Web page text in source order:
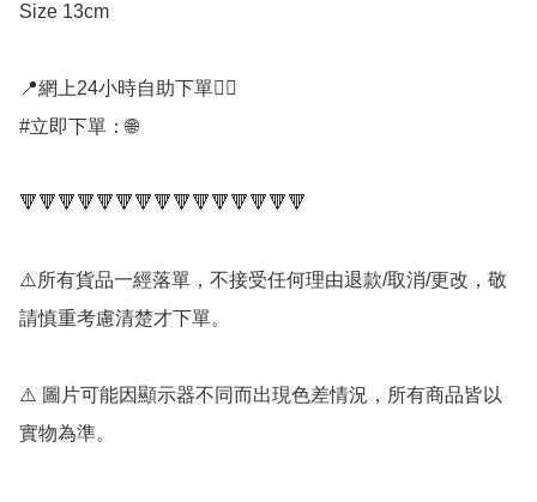
Size 13cm
📍網上24小時自助下單👍🏻
#立即下單：🌐
🔻🔻🔻🔻🔻🔻🔻🔻🔻🔻🔻🔻🔻🔻🔻
⚠️所有貨品一經落單，不接受任何理由退款/取消/更改，敬
請慎重考慮清楚才下單。
⚠️ 圖片可能因顯示器不同而出現色差情況，所有商品皆以
實物為準。